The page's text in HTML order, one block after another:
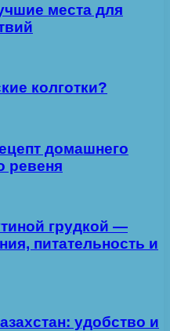
места для
колготки?
домашнего
ревеня
грудкой —
питательность и
удобство и